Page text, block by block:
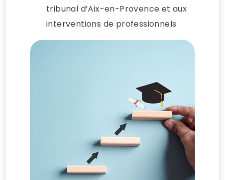
tribunal d’Aix-en-Provence et aux
interventions de professionnels